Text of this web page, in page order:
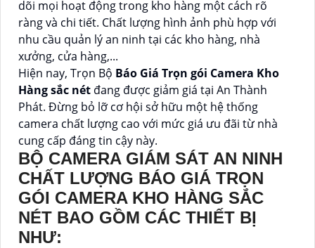
dõi mọi hoạt động trong kho hàng một cách rõ
ràng và chi tiết. Chất lượng hình ảnh phù hợp với
nhu cầu quản lý an ninh tại các kho hàng, nhà
xưởng, cửa hàng,...
Hiện nay, Trọn Bộ Báo Giá Trọn gói Camera Kho
Hàng sắc nét đang được giảm giá tại An Thành
Phát. Đừng bỏ lỡ cơ hội sở hữu một hệ thống
camera chất lượng cao với mức giá ưu đãi từ nhà
cung cấp đáng tin cậy này.
BỘ CAMERA GIÁM SÁT AN NINH
CHẤT LƯỢNG BÁO GIÁ TRỌN
GÓI CAMERA KHO HÀNG SẮC
NÉT BAO GỒM CÁC THIẾT BỊ
NHƯ: